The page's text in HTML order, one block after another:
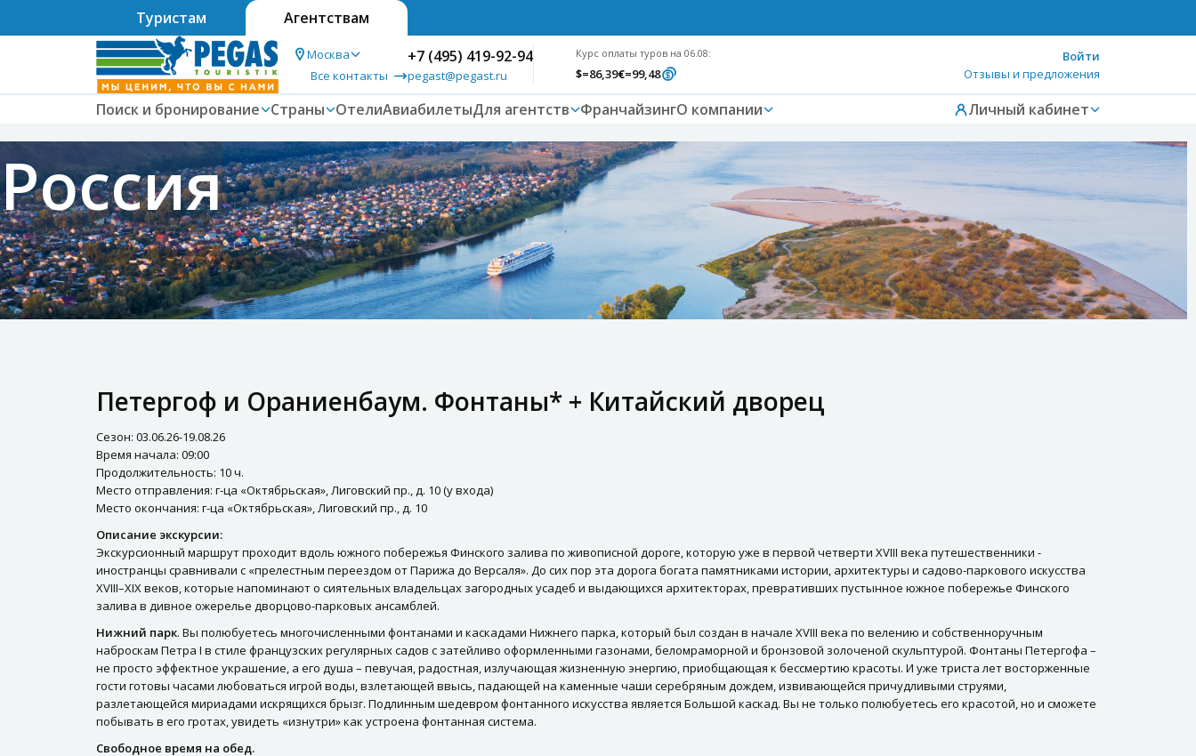
Туристам Агентствам
Москва
Все контакты
+7 (495) 419-92-94
pegast@pegast.ru
Курс оплаты туров на 06.08:
$=86,39€=99,48
Войти
Отзывы и предложения
Поиск и бронирование Страны ОтелиАвиабилетыДля агентств ФранчайзингО компании Личный кабинет
Россия
Петергоф и Ораниенбаум. Фонтаны* + Китайский дворец
Сезон: 03.06.26-19.08.26
Время начала: 09:00
Продолжительность: 10 ч.
Место отправления: г-ца «Октябрьская», Лиговский пр., д. 10 (у входа)
Место окончания: г-ца «Октябрьская», Лиговский пр., д. 10
Описание экскурсии:
Экскурсионный маршрут проходит вдоль южного побережья Финского залива по живописной дороге, которую уже в первой четверти XVIII века путешественники -
иностранцы сравнивали с «прелестным переездом от Парижа до Версаля». До сих пор эта дорога богата памятниками истории, архитектуры и садово-паркового искусства
XVIII–XIX веков, которые напоминают о сиятельных владельцах загородных усадеб и выдающихся архитекторах, превративших пустынное южное побережье Финского
залива в дивное ожерелье дворцово-парковых ансамблей.
Нижний парк. Вы полюбуетесь многочисленными фонтанами и каскадами Нижнего парка, который был создан в начале XVIII века по велению и собственноручным
наброскам Петра I в стиле французских регулярных садов с затейливо оформленными газонами, беломраморной и бронзовой золоченой скульптурой. Фонтаны Петергофа –
не просто эффектное украшение, а его душа – певучая, радостная, излучающая жизненную энергию, приобщающая к бессмертию красоты. И уже триста лет восторженные
гости готовы часами любоваться игрой воды, взлетающей ввысь, падающей на каменные чаши серебряным дождем, извивающейся причудливыми струями,
разлетающейся мириадами искрящихся брызг. Подлинным шедевром фонтанного искусства является Большой каскад. Вы не только полюбуетесь его красотой, но и сможете
побывать в его гротах, увидеть «изнутри» как устроена фонтанная система.
Свободное время на обед.